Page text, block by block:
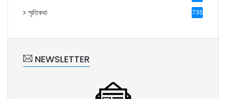
স্মৃতিকথা 735
NEWSLETTER